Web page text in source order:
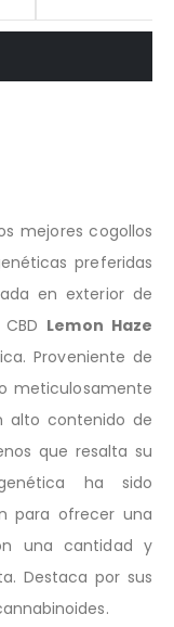
mejores cogollos
preferidas
en exterior de
Lemon Haze
Proveniente de
meticulosamente
alto contenido de
que resalta su
ha sido
para ofrecer una
una cantidad y
Destaca por sus